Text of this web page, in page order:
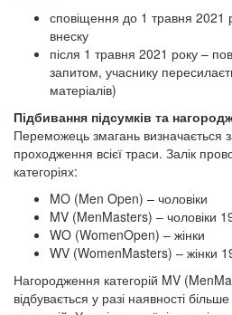
сповіщення до 1 травня 2021
внеску
після 1 травня 2021 року –
запитом, учаснику
матеріалів)
Підбивання підсумків та
Переможець змагань
проходження всієї траси. Залік
категоріях:
MO (Men Open) – чоловіки
MV (MenMasters) – чоловіки
WO (WomenOpen) – жінки
WV (WomenMasters) – жінки
Нагородження категорій MV
відбувається у разі наявності